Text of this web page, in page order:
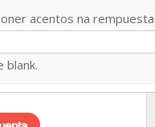
acentos na
blank.